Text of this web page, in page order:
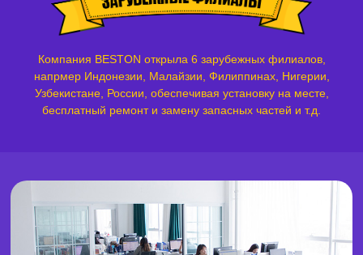
Компания BESTON открыла 6 зарубежных филиалов,
напрмер Индонезии, Малайзии, Филиппинах, Нигерии,
Узбекистане, России, обеспечивая установку на месте,
бесплатный ремонт и замену запасных частей и т.д.